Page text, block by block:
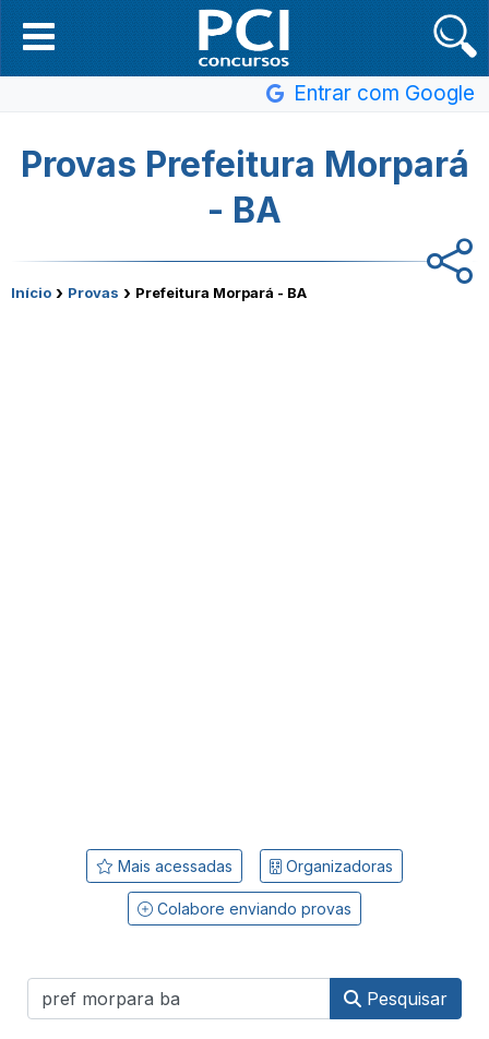
Entrar com Google
Provas Prefeitura Morpará
- BA
Início › Provas › Prefeitura Morpará - BA
Mais acessadas Organizadoras
Colabore enviando provas
Pesquisar